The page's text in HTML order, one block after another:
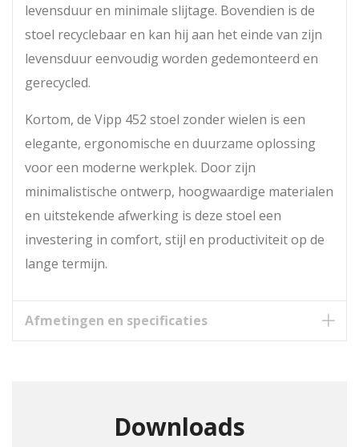
levensduur en minimale slijtage. Bovendien is de
stoel recyclebaar en kan hij aan het einde van zijn
levensduur eenvoudig worden gedemonteerd en
gerecycled.
Kortom, de Vipp 452 stoel zonder wielen is een
elegante, ergonomische en duurzame oplossing
voor een moderne werkplek. Door zijn
minimalistische ontwerp, hoogwaardige materialen
en uitstekende afwerking is deze stoel een
investering in comfort, stijl en productiviteit op de
lange termijn.
Afmetingen en specificaties
Downloads